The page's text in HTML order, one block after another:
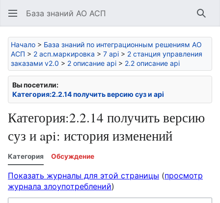
База знаний АО АСП
Начало > База знаний по интеграционным решениям АО
АСП > 2 асп.маркировка > 7 api > 2 станция управления
заказами v2.0 > 2 описание api > 2.2 описание api
Вы посетили:
Категория:2.2.14 получить версию суз и api
Категория:2.2.14 получить версию
суз и api: история изменений
Категория Обсуждение
Показать журналы для этой страницы (просмотр
журнала злоупотреблений)